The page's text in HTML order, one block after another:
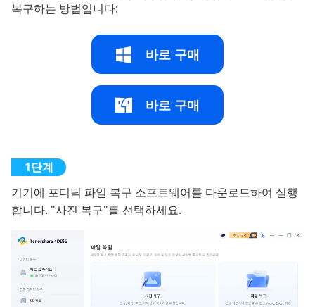
복구하는 방법입니다:
바로 구매
바로 구매
기기에 포디딕 파일 복구 소프트웨어를 다운로드하여 실행
합니다. "사진 복구"를 선택하세요.